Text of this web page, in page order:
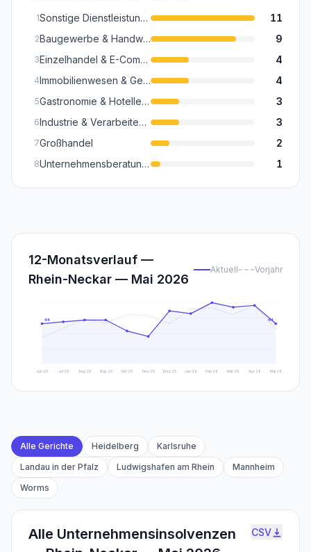
1 Sonstige Dienstleistungen (Kultur, Sport, Reinigung, Sicherheit, Wellness) 11
2 Baugewerbe & Handwerk (Inkl. Baunebengewerbe) 9
3 Einzelhandel & E-Commerce (Inkl. Textilhandel) 4
4 Immobilienwesen & Gebäudemanagement 4
5 Gastronomie & Hotellerie 3
6 Industrie & Verarbeitendes Gewerbe (Maschinenbau, Metall, Chemie) 3
7Großhandel 2
8 Unternehmensberatung, Recht & Steuern 1
12-Monatsverlauf —
Rhein-Neckar — Mai 2026
Aktuell Vorjahr
Jun 25 Jul 25 Aug 25 Sep 25 Okt 25 Nov 25 Dez 25 Jan 26 Feb 26 Mär 26 Apr 26 Mai 26
44 44
Alle Gerichte Heidelberg
Karlsruhe
Landau in der Pfalz
Ludwigshafen am Rhein
Mannheim
Worms
Alle Unternehmensinsolvenzen
CSV